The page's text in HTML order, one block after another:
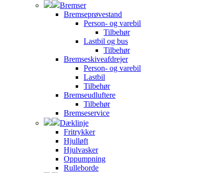
Bremser
Bremseprøvestand
Person- og varebil
Tilbehør
Lastbil og bus
Tilbehør
Bremseskiveafdrejer
Person- og varebil
Lastbil
Tilbehør
Bremseudluftere
Tilbehør
Bremseservice
Dæklinje
Fritrykker
Hjulløft
Hjulvasker
Oppumpning
Rulleborde